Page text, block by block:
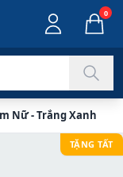
0
Nữ - Trắng Xanh
TẶNG TẤT